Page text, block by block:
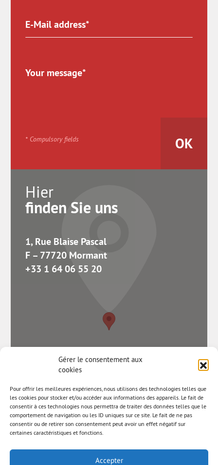
Gérer le consentement aux
cookies
Pour offrir les meilleures expériences, nous utilisons des technologies telles que
les cookies pour stocker et/ou accéder aux informations des appareils. Le fait de
consentir à ces technologies nous permettra de traiter des données telles que le
comportement de navigation ou les ID uniques sur ce site. Le fait de ne pas
consentir ou de retirer son consentement peut avoir un effet négatif sur
certaines caractéristiques et fonctions.
Accepter
* Compulsory fields
Hier
finden Sie uns
1, Rue Blaise Pascal
F – 77720 Mormant
+33 1 64 06 55 20